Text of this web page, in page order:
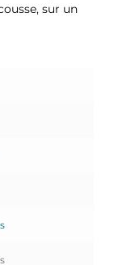
sur un